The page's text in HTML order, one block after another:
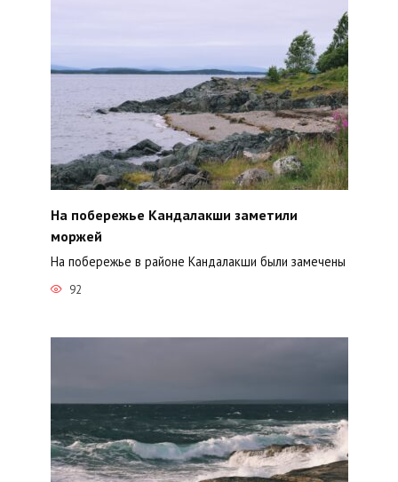
На побережье Кандалакши заметили
моржей
На побережье в районе Кандалакши были замечены
92